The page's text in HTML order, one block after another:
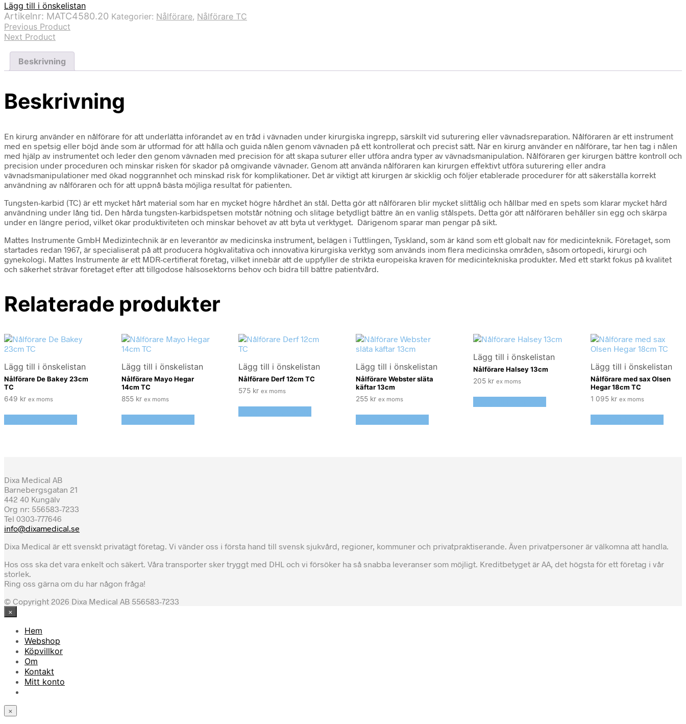
TC
14mm
i
gap
mängd
Lägg till i önskelistan
Artikelnr: MATC4580.20 Kategorier: Nålförare, Nålförare TC
Previous Product
Next Product
Beskrivning
Beskrivning
En kirurg använder en nålförare för att underlätta införandet av en tråd i vävnaden under kirurgiska ingrepp, särskilt vid suturering eller vävnadsreparation. Nålföraren är ett instrument
med en spetsig eller böjd ände som är utformad för att hålla och guida nålen genom vävnaden på ett kontrollerat och precist sätt. När en kirurg använder en nålförare, tar hen tag i nålen
med hjälp av instrumentet och leder den genom vävnaden med precision för att skapa suturer eller utföra andra typer av vävnadsmanipulation. Nålföraren ger kirurgen bättre kontroll och
precision under proceduren och minskar risken för skador på omgivande vävnader. Genom att använda nålföraren kan kirurgen effektivt utföra suturering eller andra
vävnadsmanipulationer med ökad noggrannhet och minskad risk för komplikationer. Det är viktigt att kirurgen är skicklig och följer etablerade procedurer för att säkerställa korrekt
användning av nålföraren och för att uppnå bästa möjliga resultat för patienten.
Tungsten-karbid (TC) är ett mycket hårt material som har en mycket högre hårdhet än stål. Detta gör att nålföraren blir mycket slittålig och hållbar med en spets som klarar mycket hård
användning under lång tid. Den hårda tungsten-karbidspetsen motstår nötning och slitage betydligt bättre än en vanlig stålspets. Detta gör att nålföraren behåller sin egg och skärpa
under en längre period, vilket ökar produktiviteten och minskar behovet av att byta ut verktyget. Därigenom sparar man pengar på sikt.
Mattes Instrumente GmbH Medizintechnik är en leverantör av medicinska instrument, belägen i Tuttlingen, Tyskland, som är känd som ett globalt nav för medicinteknik. Företaget, som
startades redan 1967, är specialiserat på att producera högkvalitativa och innovativa kirurgiska verktyg som används inom flera medicinska områden, såsom ortopedi, kirurgi och
gynekologi. Mattes Instrumente är ett MDR-certifierat företag, vilket innebär att de uppfyller de strikta europeiska kraven för medicintekniska produkter. Med ett starkt fokus på kvalitet
och säkerhet strävar företaget efter att tillgodose hälsosektorns behov och bidra till bättre patientvård.
Relaterade produkter
Lägg till i önskelistan
Nålförare De Bakey 23cm
TC
649 kr ex moms
Lägg till i önskelistan
Nålförare Mayo Hegar
14cm TC
855 kr ex moms
Lägg till i önskelistan
Nålförare Derf 12cm TC
575 kr ex moms
Lägg till i önskelistan
Nålförare Webster släta
käftar 13cm
255 kr ex moms
Lägg till i önskelistan
Nålförare Halsey 13cm
205 kr ex moms
Lägg till i önskelistan
Nålförare med sax Olsen
Hegar 18cm TC
1 095 kr ex moms
Dixa Medical AB
Barnebergsgatan 21
442 40 Kungälv
Org nr: 556583-7233
Tel 0303-777646
info@dixamedical.se
Dixa Medical är ett svenskt privatägt företag. Vi vänder oss i första hand till svensk sjukvård, regioner, kommuner och privatpraktiserande. Även privatpersoner är välkomna att handla.
Hos oss ska det vara enkelt och säkert. Våra transporter sker tryggt med DHL och vi försöker ha så snabba leveranser som möjligt. Kreditbetyget är AA, det högsta för ett företag i vår
storlek.
Ring oss gärna om du har någon fråga!
© Copyright 2026 Dixa Medical AB 556583-7233
×
Hem
Webshop
Köpvillkor
Om
Kontakt
Mitt konto
×